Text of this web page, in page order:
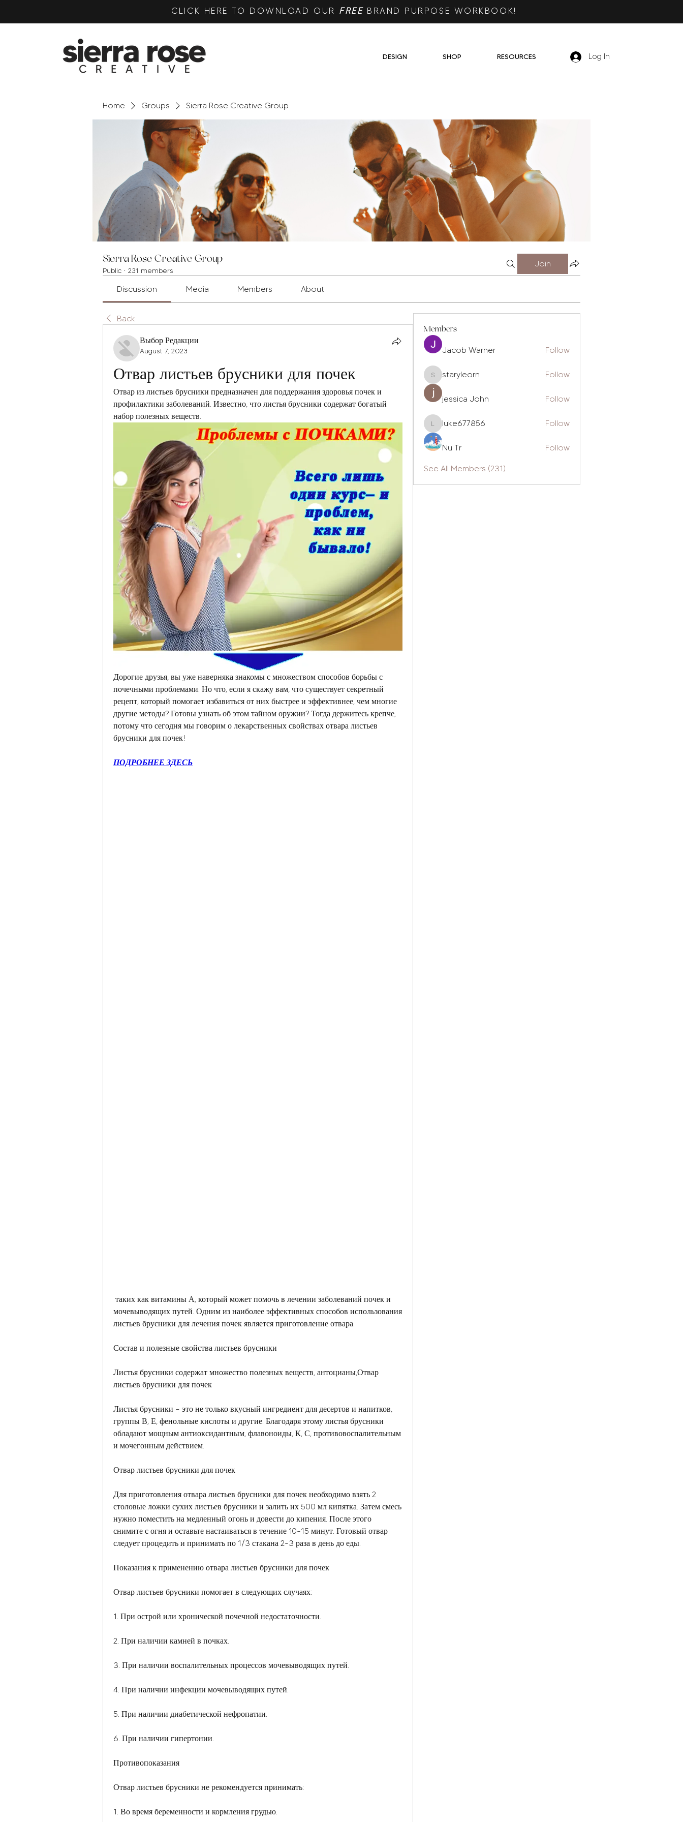
CLICK HERE TO DOWNLOAD OUR FREEBRAND PURPOSE WORKBOOK!
DESIGN SHOP RESOURCES Log In
Home Groups Sierra Rose Creative Group
Sierra Rose Creative Group
Public · 231 members
Join
Discussion Media Members About
Back
Выбор Редакции
August 7, 2023
Отвар листьев брусники для почек
Отвар из листьев брусники предназначен для поддержания здоровья почек и
профилактики заболеваний. Известно, что листья брусники содержат богатый
набор полезных веществ.
Дорогие друзья, вы уже наверняка знакомы с множеством способов борьбы с
почечными проблемами. Но что, если я скажу вам, что существует секретный
рецепт, который помогает избавиться от них быстрее и эффективнее, чем многие
другие методы? Готовы узнать об этом тайном оружии? Тогда держитесь крепче,
потому что сегодня мы говорим о лекарственных свойствах отвара листьев
брусники для почек!
ПОДРОБНЕЕ ЗДЕСЬ
мочевыводящих путей. Одним из наиболее эффективных способов использования
листьев брусники для лечения почек является приготовление отвара.
Состав и полезные свойства листьев брусники
Листья брусники содержат множество полезных веществ, антоцианы,Отвар
листьев брусники для почек
Листья брусники – это не только вкусный ингредиент для десертов и напитков,
группы В, Е, фенольные кислоты и другие. Благодаря этому листья брусники
обладают мощным антиоксидантным, флавоноиды, К, С, противовоспалительным
и мочегонным действием.
Отвар листьев брусники для почек
Для приготовления отвара листьев брусники для почек необходимо взять 2
столовые ложки сухих листьев брусники и залить их 500 мл кипятка. Затем смесь
нужно поместить на медленный огонь и довести до кипения. После этого
снимите с огня и оставьте настаиваться в течение 10-15 минут. Готовый отвар
следует процедить и принимать по 1/3 стакана 2-3 раза в день до еды.
Показания к применению отвара листьев брусники для почек
Отвар листьев брусники помогает в следующих случаях:
1. При острой или хронической почечной недостаточности.
2. При наличии камней в почках.
3. При наличии воспалительных процессов мочевыводящих путей.
4. При наличии инфекции мочевыводящих путей.
5. При наличии диабетической нефропатии.
6. При наличии гипертонии.
Противопоказания
Отвар листьев брусники не рекомендуется принимать:
1. Во время беременности и кормления грудью.
Members
Jacob Warner Follow
staryleorn
staryleorn Follow
jessica John Follow
luke677856
luke677856 Follow
Nu Tr Follow
See All Members (231)